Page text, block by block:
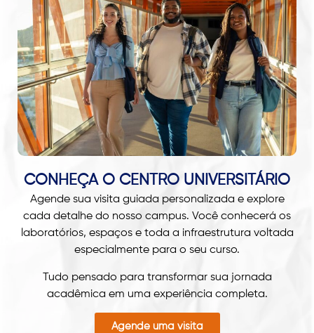
CONHEÇA O CENTRO UNIVERSITÁRIO
Agende sua visita guiada personalizada e explore
cada detalhe do nosso campus. Você conhecerá os
laboratórios, espaços e toda a infraestrutura voltada
especialmente para o seu curso.
Tudo pensado para transformar sua jornada
acadêmica em uma experiência completa.
Agende uma visita